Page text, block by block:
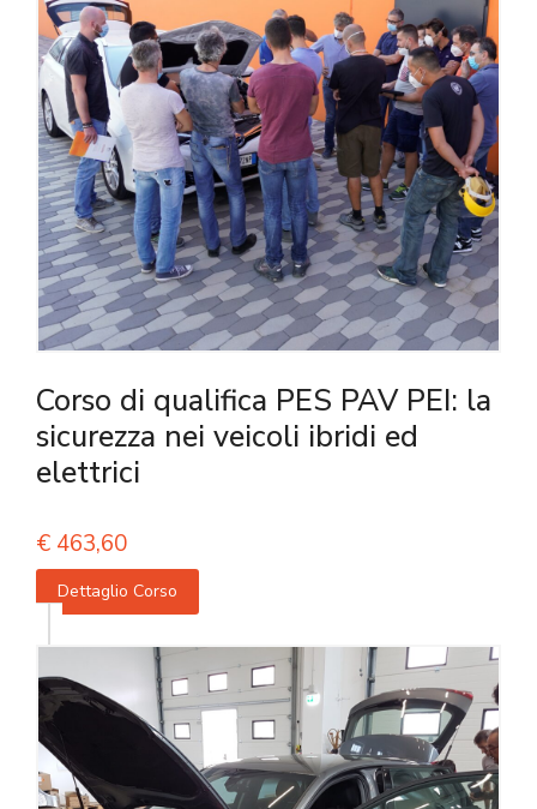
Corso di qualifica PES PAV PEI: la
sicurezza nei veicoli ibridi ed
elettrici
€ 463,60
Dettaglio Corso